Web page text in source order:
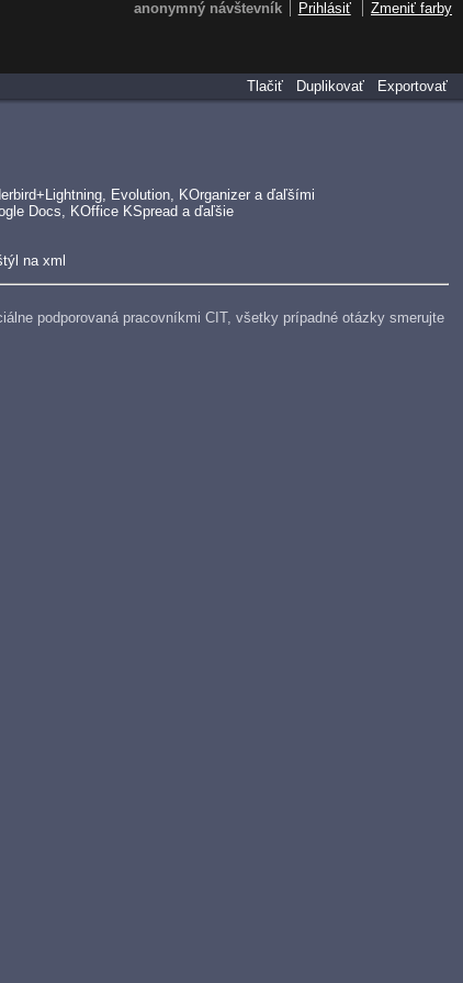
Evolution, KOrganizer a ďaľšími
Docs, KOffice KSpread a ďaľšie
na xml
podporovaná pracovníkmi CIT, všetky prípadné otázky smerujte
Tlačiť
Duplikovať Exportovať
anonymný návštevník Prihlásiť Zmeniť farby